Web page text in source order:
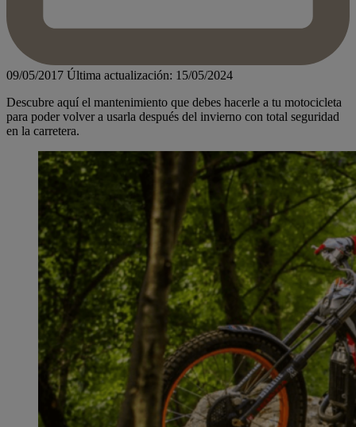
09/05/2017 Última actualización: 15/05/2024
Descubre aquí el mantenimiento que debes hacerle a tu motocicleta
para poder volver a usarla después del invierno con total seguridad
en la carretera.